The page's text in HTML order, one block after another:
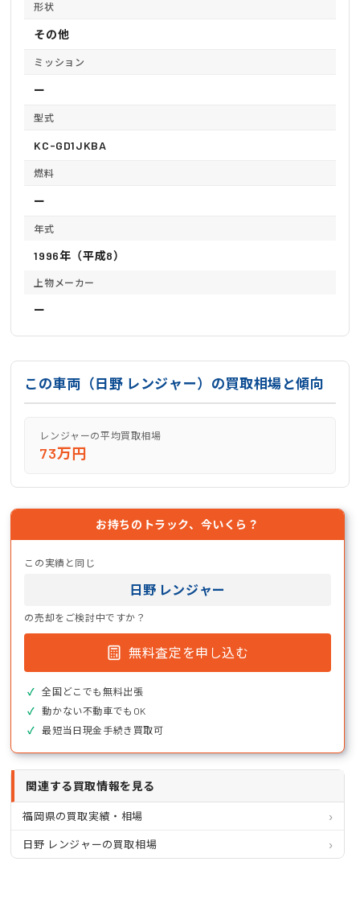
形状
その他
ミッション
ー
型式
KC-GD1JKBA
燃料
ー
年式
1996年（平成8）
上物メーカー
ー
この車両（日野 レンジャー）の買取相場と傾向
レンジャーの平均買取相場
73万円
お持ちのトラック、今いくら？
この実績と同じ
日野 レンジャー
の売却をご検討中ですか？
無料査定を申し込む
全国どこでも無料出張
動かない不動車でもOK
最短当日現金手続き買取可
関連する買取情報を見る
福岡県の買取実績・相場
日野 レンジャーの買取相場